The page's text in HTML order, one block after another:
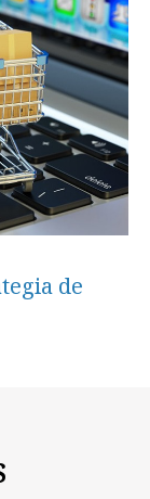
de